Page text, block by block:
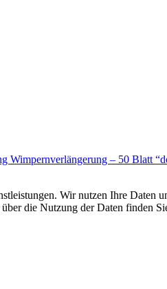
Wimpernverlängerung – 50 Blatt
Wir nutzen Ihre
die Nutzung der Daten finden